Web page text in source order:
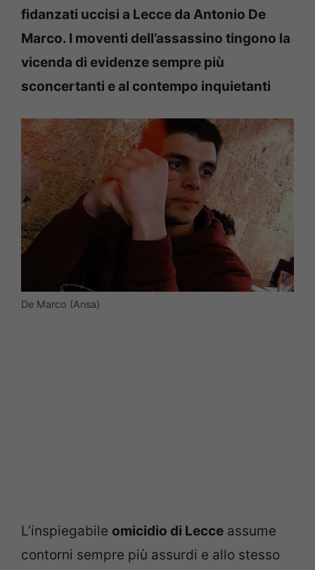
fidanzati uccisi a Lecce da Antonio De
Marco. I moventi dell’assassino tingono la
vicenda di evidenze sempre più
sconcertanti e al contempo inquietanti
De Marco (Ansa)
L’inspiegabile omicidio di Lecce assume
contorni sempre più assurdi e allo stesso